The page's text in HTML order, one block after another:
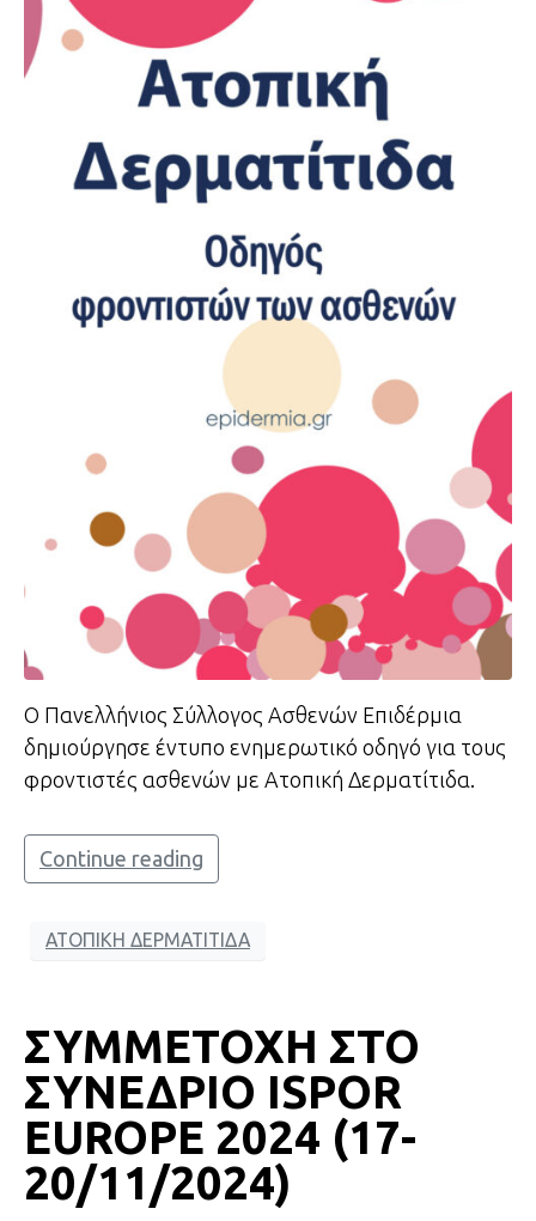
Ο Πανελλήνιος Σύλλογος Ασθενών Επιδέρμια
δημιούργησε έντυπο ενημερωτικό οδηγό για τους
φροντιστές ασθενών με Ατοπική Δερματίτιδα.
Continue reading
ΑΤΟΠΙΚΗ ΔΕΡΜΑΤΙΤΙΔΑ
ΣΥΜΜΕΤΟΧΗ ΣΤΟ
ΣΥΝΕΔΡΙΟ ISPOR
EUROPE 2024 (17-
20/11/2024)